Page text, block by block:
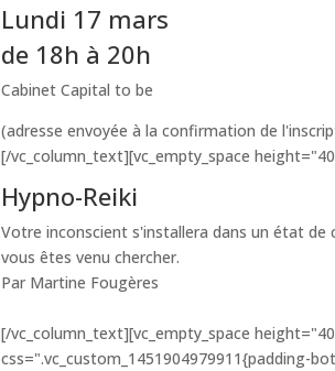
Lundi 17 mars
de 18h à 20h
Cabinet Capital to be
(adresse envoyée à la confirmation de
[/vc_column_text][vc_empty_space
Hypno-Reiki
Votre inconscient s'installera dans un état
vous êtes venu chercher.
Par Martine Fougères
[/vc_column_text][vc_empty_space
css=".vc_custom_1451904979911{padding-